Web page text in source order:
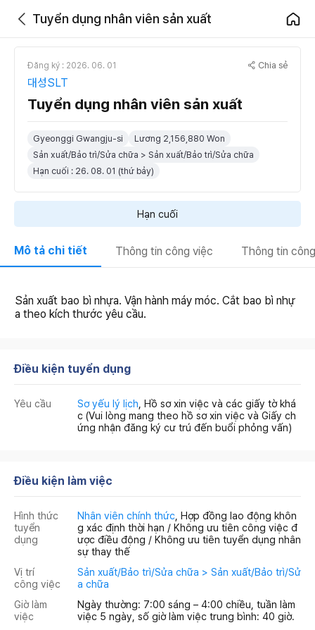
Tuyển dụng nhân viên sản xuất
Đăng ký : 2026. 06. 01 Chia sẻ
대성SLT
Tuyển dụng nhân viên sản xuất
Gyeonggi Gwangju-si
Lương 2,156,880 Won
Sản xuất/Bảo trì/Sửa chữa > Sản xuất/Bảo trì/Sửa chữa
Hạn cuối : 26. 08. 01 (thứ bảy)
Hạn cuối
Mô tả chi tiết Thông tin công việc Thông tin
Sản xuất bao bì nhựa. Vận hành máy móc. Cắt bao bì nhự
a theo kích thước yêu cầu.
Điều kiện tuyển dụng
Yêu cầu Sơ yếu lý lịch , Hồ sơ xin việc và các giấy tờ khá
c (Vui lòng mang theo hồ sơ xin việc và Giấy ch
ứng nhận đăng ký cư trú đến buổi phỏng vấn)
Điều kiện làm việc
Hình thức
tuyển
dụng
Nhân viên chính thức , Hợp đồng lao động khôn
g xác định thời hạn / Không ưu tiên công việc đ
ược điều động / Không ưu tiên tuyển dụng nhân
sự thay thế
Vị trí
công việc
Sản xuất/Bảo trì/Sửa chữa > Sản xuất/Bảo trì/Sử
a chữa
Giờ làm
việc
Ngày thường: 7:00 sáng – 4:00 chiều, tuần làm
việc 5 ngày, số giờ làm việc trung bình: 40 giờ.